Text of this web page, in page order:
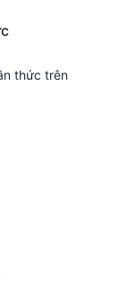
thức trên